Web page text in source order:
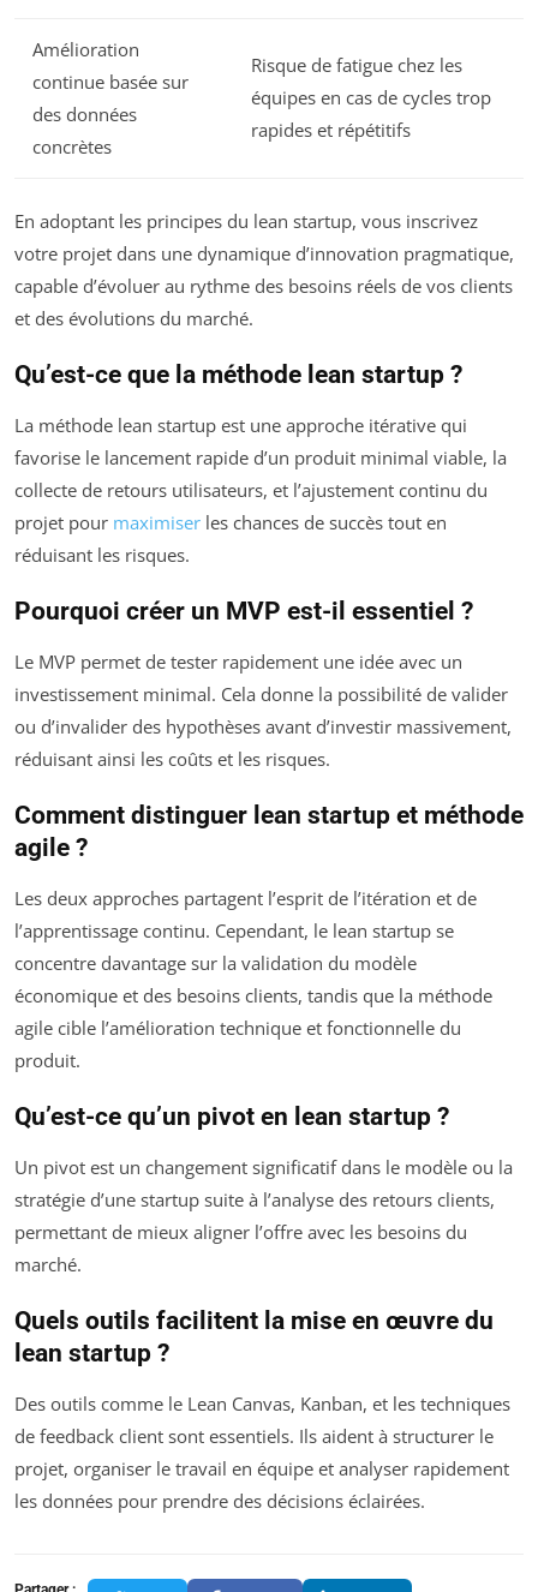
Amélioration
continue basée sur
des données
concrètes
Risque de fatigue chez les
équipes en cas de cycles trop
rapides et répétitifs
En adoptant les principes du lean startup, vous inscrivez
votre projet dans une dynamique d’innovation pragmatique,
capable d’évoluer au rythme des besoins réels de vos clients
et des évolutions du marché.
Qu’est-ce que la méthode lean startup ?
La méthode lean startup est une approche itérative qui
favorise le lancement rapide d’un produit minimal viable, la
collecte de retours utilisateurs, et l’ajustement continu du
projet pour maximiser les chances de succès tout en
réduisant les risques.
Pourquoi créer un MVP est-il essentiel ?
Le MVP permet de tester rapidement une idée avec un
investissement minimal. Cela donne la possibilité de valider
ou d’invalider des hypothèses avant d’investir massivement,
réduisant ainsi les coûts et les risques.
Comment distinguer lean startup et méthode
agile ?
Les deux approches partagent l’esprit de l’itération et de
l’apprentissage continu. Cependant, le lean startup se
concentre davantage sur la validation du modèle
économique et des besoins clients, tandis que la méthode
agile cible l’amélioration technique et fonctionnelle du
produit.
Qu’est-ce qu’un pivot en lean startup ?
Un pivot est un changement significatif dans le modèle ou la
stratégie d’une startup suite à l’analyse des retours clients,
permettant de mieux aligner l’offre avec les besoins du
marché.
Quels outils facilitent la mise en œuvre du
lean startup ?
Des outils comme le Lean Canvas, Kanban, et les techniques
de feedback client sont essentiels. Ils aident à structurer le
projet, organiser le travail en équipe et analyser rapidement
les données pour prendre des décisions éclairées.